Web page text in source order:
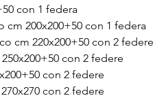
con 1 federa
cm 200x200+50 con 1 federa
cm 220x200+50 con 2 federe
con 2 federe
con 2 federe
con 2 federe